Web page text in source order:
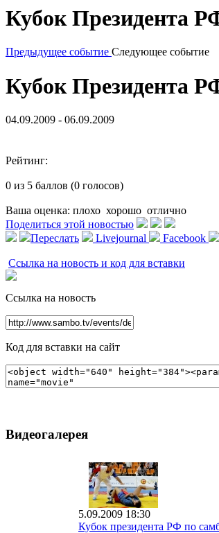
Кубок Президента
Предыдущее событие Следующее событие
Кубок Президента
04.09.2009 - 06.09.2009
Рейтинг:
0 из 5 баллов (0 голосов)
Ваша оценка: плохо хорошо отлично
Поделиться этой новостью
Переслать
Livejournal Facebook
Ссылка на новость и код для вставки
Ссылка на новость
Код для вставки на сайт
Видеогалерея
5.09.2009 18:30
Кубок президента РФ по